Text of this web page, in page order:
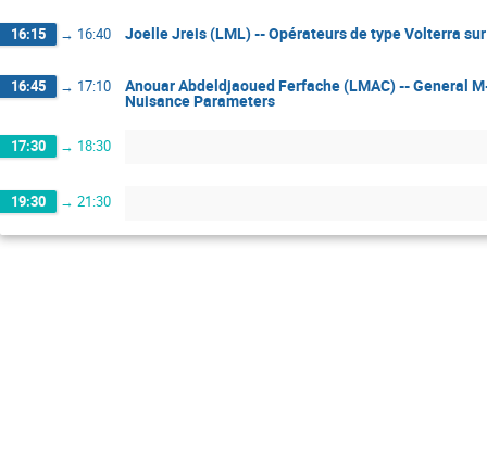
16:15 → 16:40 Joelle Jreis (LML) -- Opérateurs de type Volterra
16:45 → 17:10 Anouar Abdeldjaoued Ferfache (LMAC) -- General
Nuisance Parameters
17:30 → 18:30
19:30 → 21:30